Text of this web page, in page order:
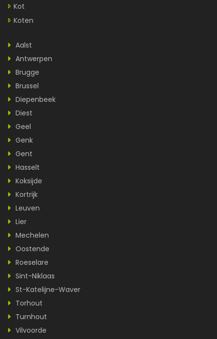
Kot
Koten
Aalst
Antwerpen
Brugge
Brussel
Diepenbeek
Diest
Geel
Genk
Gent
Hasselt
Koksijde
Kortrijk
Leuven
Lier
Mechelen
Oostende
Roeselare
Sint-Niklaas
St-Katelijne-Waver
Torhout
Turnhout
Vilvoorde